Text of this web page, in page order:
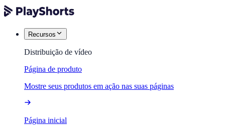
Recursos
Distribuição de vídeo
Página de produto
Mostre seus produtos em ação nas suas páginas
Página inicial